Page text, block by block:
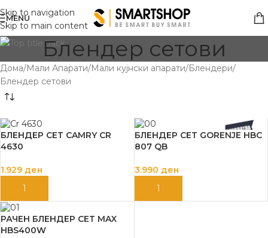
Skip to navigation
Skip to main content
MENU
Блендер сетови
Дома Мали Апарати Мали кујнски апарати Блендери
Блендер сетови
БЛЕНДЕР СЕТ CAMRY CR
4630
1.929 ден
ДОДАЈ ВО КОШНИЦА
БЛЕНДЕР СЕТ GORENJE HBC
807 QB
3.990 ден
ДОДАЈ ВО КОШНИЦА
РАЧЕН БЛЕНДЕР СЕТ MAX
HBS400W